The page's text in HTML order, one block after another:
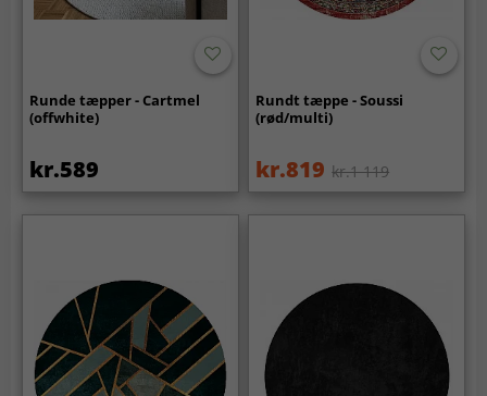
Runde tæpper - Cartmel
(offwhite)
kr.589
Rundt tæppe - Soussi
(rød/multi)
kr.819 kr.1 119